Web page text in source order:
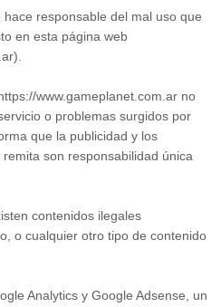
responsable del mal uso que
en esta página web
www.gameplanet.com.ar no
o problemas surgidos por
que la publicidad y los
son responsabilidad única
contenidos ilegales
o cualquier otro tipo de contenido
Analytics y Google Adsense, un